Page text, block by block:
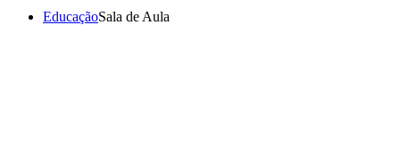
EducaçãoSala de Aula